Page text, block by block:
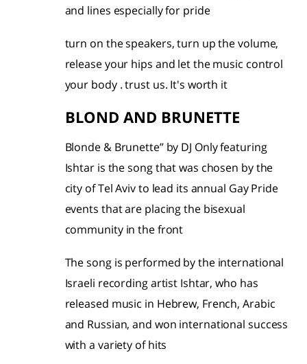
and lines especially for pride
turn on the speakers, turn up the volume,
release your hips and let the music control
your body . trust us. It's worth it
BLOND AND BRUNETTE
Blonde & Brunette” by DJ Only featuring
Ishtar is the song that was chosen by the
city of Tel Aviv to lead its annual Gay Pride
events that are placing the bisexual
community in the front
The song is performed by the international
Israeli recording artist Ishtar, who has
released music in Hebrew, French, Arabic
and Russian, and won international success
with a variety of hits